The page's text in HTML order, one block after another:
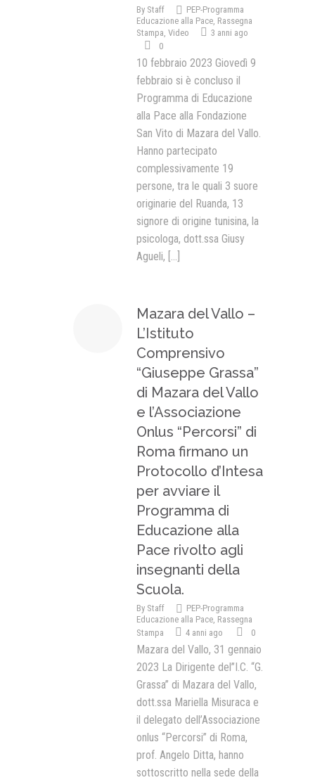
By Staff
PEP-Programma
Educazione alla Pace, Rassegna
Stampa, Video
3 anni ago
0
10 febbraio 2023 Giovedì 9
febbraio si è concluso il
Programma di Educazione
alla Pace alla Fondazione
San Vito di Mazara del Vallo.
Hanno partecipato
complessivamente 19
persone, tra le quali 3 suore
originarie del Ruanda, 13
signore di origine tunisina, la
psicologa, dott.ssa Giusy
Agueli, [...]
Mazara del Vallo –
L’Istituto
Comprensivo
“Giuseppe Grassa”
di Mazara del Vallo
e l’Associazione
Onlus “Percorsi” di
Roma firmano un
Protocollo d’Intesa
per avviare il
Programma di
Educazione alla
Pace rivolto agli
insegnanti della
Scuola.
By Staff
PEP-Programma
Educazione alla Pace, Rassegna
Stampa
4 anni ago 0
Mazara del Vallo, 31 gennaio
2023 La Dirigente del’’I.C. “G.
Grassa” di Mazara del Vallo,
dott.ssa Mariella Misuraca e
il delegato dell’Associazione
onlus “Percorsi” di Roma,
prof. Angelo Ditta, hanno
sottoscritto nella sede della